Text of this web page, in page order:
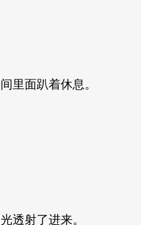
里面趴着休息。
透射了进来。